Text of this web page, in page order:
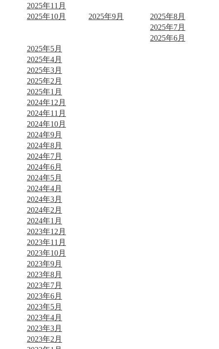
2025年11月
2025年10月
2025年9月
2025年8月
2025年7月
2025年6月
2025年5月
2025年4月
2025年3月
2025年2月
2025年1月
2024年12月
2024年11月
2024年10月
2024年9月
2024年8月
2024年7月
2024年6月
2024年5月
2024年4月
2024年3月
2024年2月
2024年1月
2023年12月
2023年11月
2023年10月
2023年9月
2023年8月
2023年7月
2023年6月
2023年5月
2023年4月
2023年3月
2023年2月